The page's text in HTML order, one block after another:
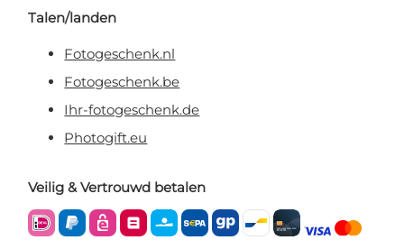
Talen/landen
Fotogeschenk.nl
Fotogeschenk.be
Ihr-fotogeschenk.de
Photogift.eu
Veilig & Vertrouwd betalen